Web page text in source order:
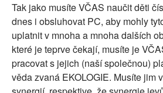
Tak jako musíte VČAS naučit děti
dnes i obsluhovat PC, aby mohly
uplatnit v mnoha a mnoha dalších
které je teprve čekají, musíte je
pracovat s jejich (naší společnou)
věda zvaná EKOLOGIE. Musíte jim